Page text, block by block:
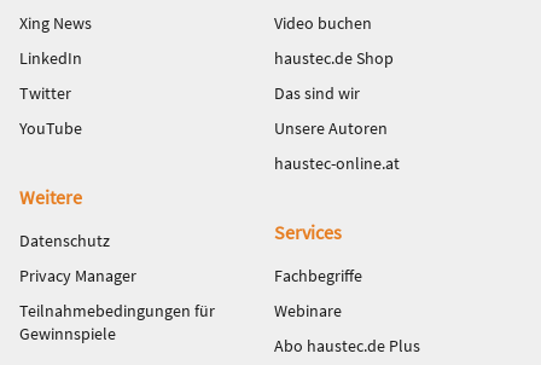
Xing News
LinkedIn
Twitter
YouTube
Video buchen
haustec.de Shop
Das sind wir
Unsere Autoren
haustec-online.at
Weitere
Datenschutz
Privacy Manager
Teilnahmebedingungen für
Gewinnspiele
Services
Fachbegriffe
Webinare
Abo haustec.de Plus